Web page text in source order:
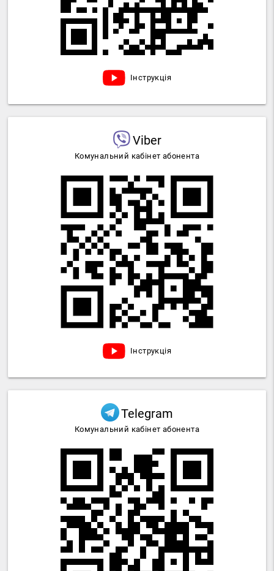
Інструкція
Viber
Комунальний кабінет абонента
Інструкція
Telegram
Комунальний кабінет абонента